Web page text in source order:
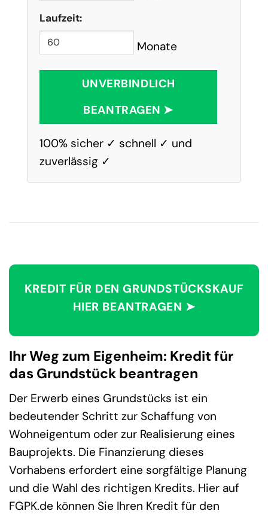
Laufzeit:
Monate
UNVERBINDLICH
BEANTRAGEN ➤
100% sicher ✓ schnell ✓ und
zuverlässig ✓
KREDIT FÜR DEN GRUNDSTÜCKSKAUF
HIER BEANTRAGEN ➤
Ihr Weg zum Eigenheim: Kredit für
das Grundstück beantragen
Der Erwerb eines Grundstücks ist ein
bedeutender Schritt zur Schaffung von
Wohneigentum oder zur Realisierung eines
Bauprojekts. Die Finanzierung dieses
Vorhabens erfordert eine sorgfältige Planung
und die Wahl des richtigen Kredits. Hier auf
FGPK.de können Sie Ihren Kredit für den